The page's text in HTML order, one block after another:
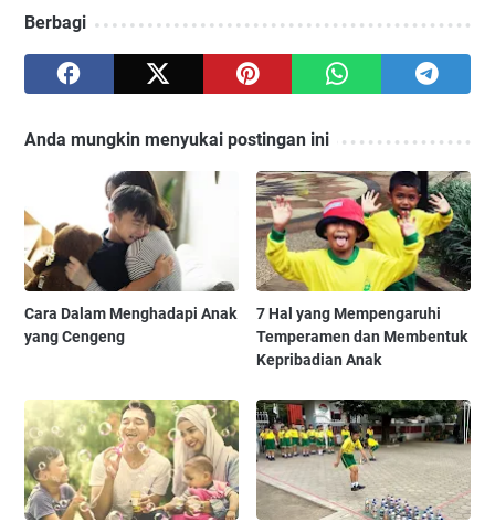
Berbagi
Anda mungkin menyukai postingan ini
Cara Dalam Menghadapi Anak
yang Cengeng
7 Hal yang Mempengaruhi
Temperamen dan Membentuk
Kepribadian Anak